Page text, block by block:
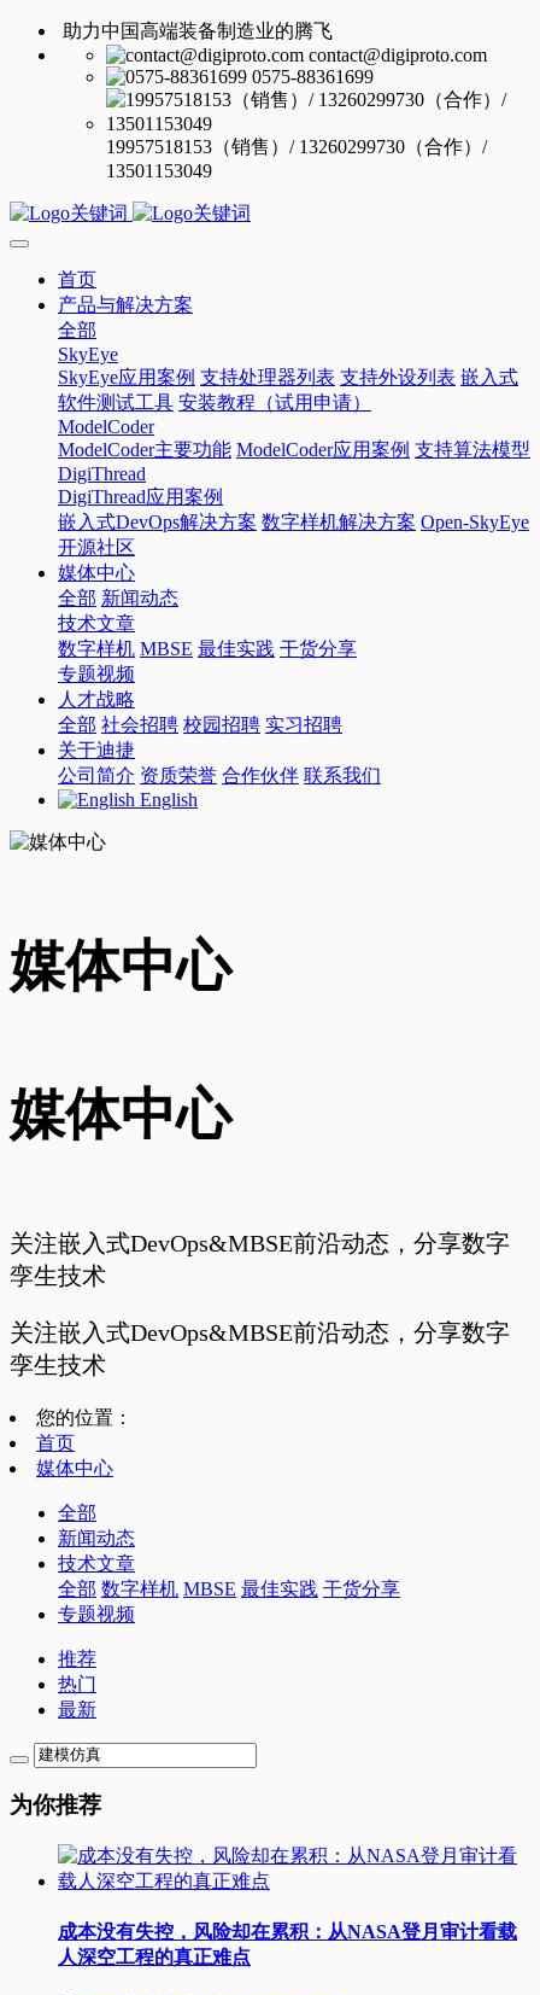
助力中国高端装备制造业的腾飞
contact@digiproto.com
0575-88361699
19957518153（销售）/ 13260299730（合作）/
13501153049
首页
产品与解决方案
全部
SkyEye
SkyEye应用案例 支持处理器列表 支持外设列表 嵌入式
软件测试工具 安装教程（试用申请）
ModelCoder
ModelCoder主要功能 ModelCoder应用案例 支持算法模型
DigiThread
DigiThread应用案例
嵌入式DevOps解决方案 数字样机解决方案 Open-SkyEye
开源社区
媒体中心
全部 新闻动态
技术文章
数字样机 MBSE 最佳实践 干货分享
专题视频
人才战略
全部 社会招聘 校园招聘 实习招聘
关于迪捷
公司简介 资质荣誉 合作伙伴 联系我们
English
媒体中心
媒体中心
关注嵌入式DevOps&MBSE前沿动态，分享数字
孪生技术
关注嵌入式DevOps&MBSE前沿动态，分享数字
孪生技术
您的位置：
首页
媒体中心
全部
新闻动态
技术文章
全部 数字样机 MBSE 最佳实践 干货分享
专题视频
推荐
热门
最新
为你推荐
成本没有失控，风险却在累积：从NASA登月审计看载
人深空工程的真正难点